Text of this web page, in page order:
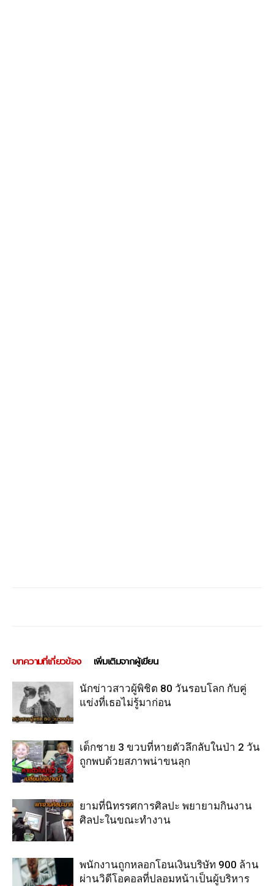
บทความที่เกี่ยวข้อง เพิ่มเติมจากผู้เขียน
นักข่าวสาวผู้พิชิต 80 วันรอบโลก กับคู่
แข่งที่เธอไม่รู้มาก่อน
เด็กชาย 3 ขวบที่หายตัวลึกลับในป่า 2 วัน
ถูกพบด้วยสภาพน่าขนลุก
ยามที่นิทรรศการศิลปะ พยายามกินงาน
ศิลปะในขณะทำงาน
พนักงานถูกหลอกโอนเงินบริษัท 900 ล้าน
ผ่านวิดีโอคอลที่ปลอมหน้าเป็นผู้บริหาร